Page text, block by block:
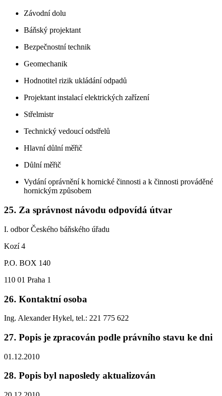
Závodní dolu
Báňský projektant
Bezpečnostní technik
Geomechanik
Hodnotitel rizik ukládání odpadů
Projektant instalací elektrických zařízení
Střelmistr
Technický vedoucí odstřelů
Hlavní důlní měřič
Důlní měřič
Vydání oprávnění k hornické činnosti a k činnosti prováděné
hornickým způsobem
25. Za správnost návodu odpovídá útvar
I. odbor Českého báňského úřadu
Kozí 4
P.O. BOX 140
110 01 Praha 1
26. Kontaktní osoba
Ing. Alexander Hykel, tel.: 221 775 622
27. Popis je zpracován podle právního stavu ke dni
01.12.2010
28. Popis byl naposledy aktualizován